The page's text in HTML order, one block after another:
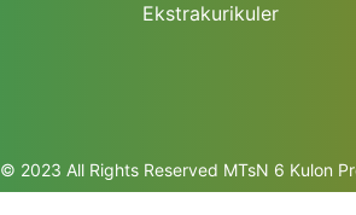
Ekstrakurikuler
© 2023 All Rights Reserved MTsN 6 Kulon